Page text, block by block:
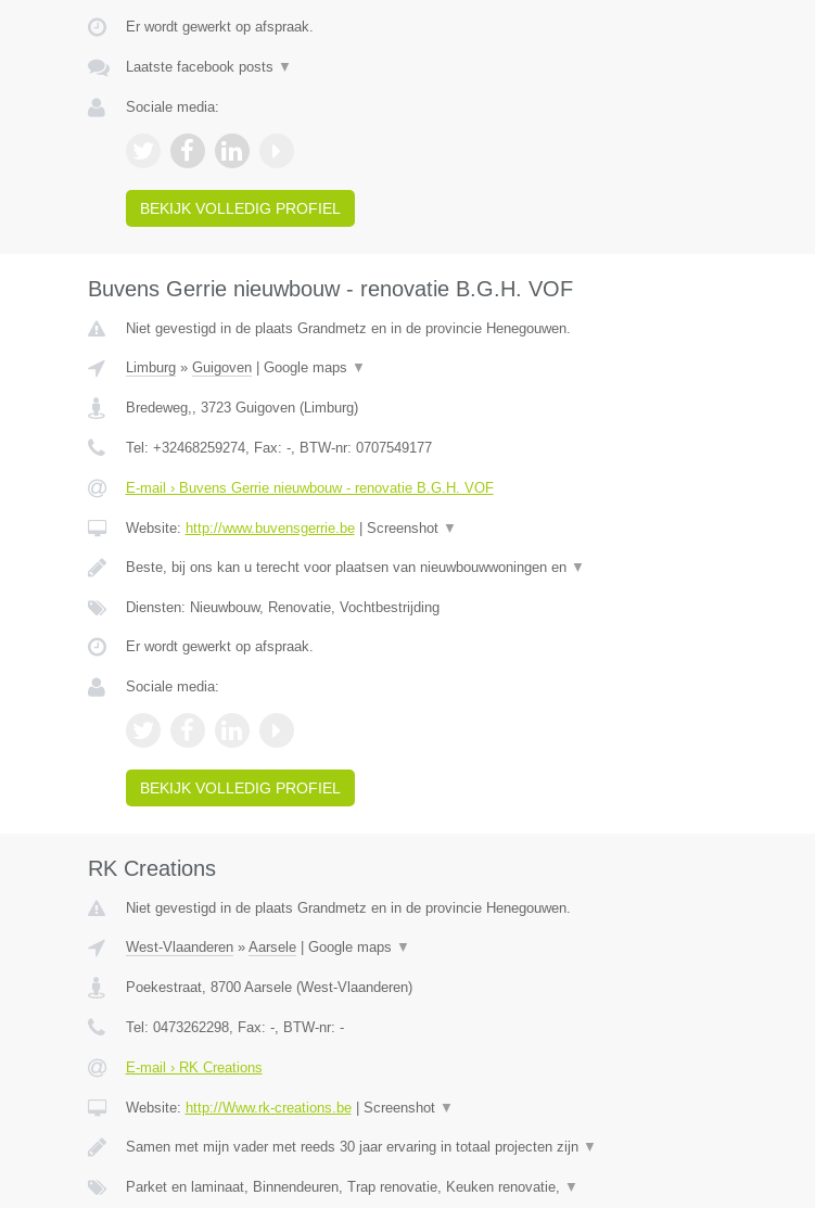
Er wordt gewerkt op afspraak.
Laatste facebook posts ▼
Sociale media:
BEKIJK VOLLEDIG PROFIEL
Buvens Gerrie nieuwbouw - renovatie B.G.H. VOF
Niet gevestigd in de plaats Grandmetz en in de provincie Henegouwen.
Limburg» Guigoven| Google maps ▼
Bredeweg,, 3723 Guigoven(Limburg)
Tel: +32468259274, Fax: -, BTW-nr: 0707549177
E-mail › Buvens Gerrie nieuwbouw - renovatie B.G.H. VOF
Website: http://www.buvensgerrie.be| Screenshot ▼
Beste, bij ons kan u terecht voor plaatsen van nieuwbouwwoningen en ▼
Diensten: Nieuwbouw, Renovatie, Vochtbestrijding
Er wordt gewerkt op afspraak.
Sociale media:
BEKIJK VOLLEDIG PROFIEL
RK Creations
Niet gevestigd in de plaats Grandmetz en in de provincie Henegouwen.
West-Vlaanderen» Aarsele| Google maps ▼
Poekestraat, 8700 Aarsele(West-Vlaanderen)
Tel: 0473262298, Fax: -, BTW-nr: -
E-mail › RK Creations
Website: http://Www.rk-creations.be| Screenshot ▼
Samen met mijn vader met reeds 30 jaar ervaring in totaal projecten zijn ▼
Parket en laminaat, Binnendeuren, Trap renovatie, Keuken renovatie, ▼